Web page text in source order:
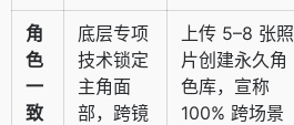
角
色
一
致
底层专项
技术锁定
主角面
部，跨镜
上传 5–8 张照
片创建永久角
色库，宣称
100% 跨场景